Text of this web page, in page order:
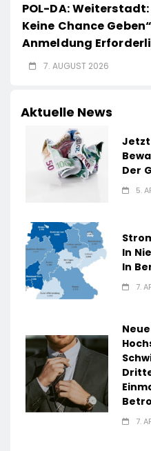
POL-DA:
Keine Chance
Anmeldung
7. AUGUST 2026
Aktuelle News
Jetzt
Der
5.
In
In
7.
7.